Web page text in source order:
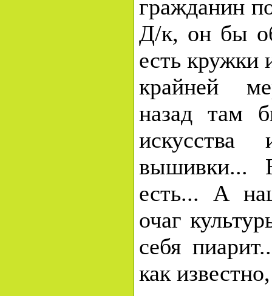
гражданин
Д/к, он бы
есть кружки
крайней
назад там
есть... А
очаг
себя
как